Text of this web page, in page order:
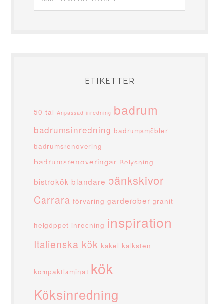
ETIKETTER
50-tal Anpassad inredning badrum
badrumsinredning badrumsmöbler
badrumsrenovering
badrumsrenoveringar Belysning
bistrokök blandare bänkskivor
Carrara förvaring garderober granit
helgöppet inredning inspiration
Italienska kök kakel kalksten
kompaktlaminat kök
Köksinredning